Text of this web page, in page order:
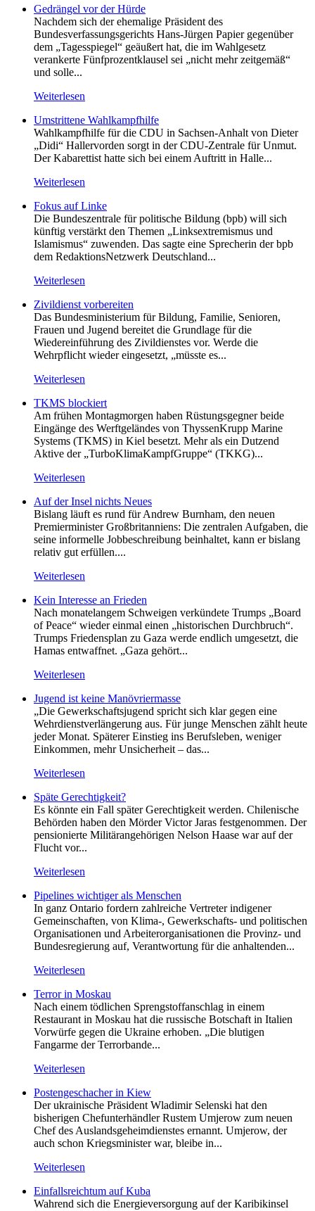
Gedrängel vor der Hürde
Nachdem sich der ehemalige Präsident des
Bundesverfassungsgerichts Hans-Jürgen Papier gegenüber
dem „Tagesspiegel“ geäußert hat, die im Wahlgesetz
verankerte Fünfprozentklausel sei „nicht mehr zeitgemäß“
und solle...
Weiterlesen
Umstrittene Wahlkampfhilfe
Wahlkampfhilfe für die CDU in Sachsen-Anhalt von Dieter
„Didi“ Hallervorden sorgt in der CDU-Zentrale für Unmut.
Der Kabarettist hatte sich bei einem Auftritt in Halle...
Weiterlesen
Fokus auf Linke
Die Bundeszentrale für politische Bildung (bpb) will sich
künftig verstärkt den Themen „Linksextremismus und
Islamismus“ zuwenden. Das sagte eine Sprecherin der bpb
dem RedaktionsNetzwerk Deutschland...
Weiterlesen
Zivildienst vorbereiten
Das Bundesministerium für Bildung, Familie, Senioren,
Frauen und Jugend bereitet die Grundlage für die
Wiedereinführung des Zivildienstes vor. Werde die
Wehrpflicht wieder eingesetzt, „müsste es...
Weiterlesen
TKMS blockiert
Am frühen Montagmorgen haben Rüstungsgegner beide
Eingänge des Werftgeländes von ThyssenKrupp Marine
Systems (TKMS) in Kiel besetzt. Mehr als ein Dutzend
Aktive der „TurboKlimaKampfGruppe“ (TKKG)...
Weiterlesen
Auf der Insel nichts Neues
Bislang läuft es rund für Andrew Burnham, den neuen
Premierminister Großbritanniens: Die zentralen Aufgaben, die
seine informelle Jobbeschreibung beinhaltet, kann er bislang
relativ gut erfüllen....
Weiterlesen
Kein Inte­resse an Frieden
Nach monatelangem Schweigen verkündete Trumps „Board
of Peace“ wieder einmal einen „historischen Durchbruch“.
Trumps Friedensplan zu Gaza werde endlich umgesetzt, die
Hamas entwaffnet. „Gaza gehört...
Weiterlesen
Jugend ist keine Manövriermasse
„Die Gewerkschaftsjugend spricht sich klar gegen eine
Wehrdienstverlängerung aus. Für junge Menschen zählt heute
jeder Monat. Späterer Einstieg ins Berufsleben, weniger
Einkommen, mehr Unsicherheit – das...
Weiterlesen
Späte Gerechtigkeit?
Es könnte ein Fall später Gerechtigkeit werden. Chilenische
Behörden haben den Mörder Victor Jaras festgenommen. Der
pensionierte Militärangehörigen Nelson Haase war auf der
Flucht vor...
Weiterlesen
Pipelines wichtiger als Menschen
In ganz Ontario fordern zahlreiche Vertreter indigener
Gemeinschaften, von Klima-, Gewerkschafts- und politischen
Organisationen und Arbeiterorganisationen die Provinz- und
Bundesregierung auf, Verantwortung für die anhaltenden...
Weiterlesen
Terror in Moskau
Nach einem tödlichen Sprengstoffanschlag in einem
Restaurant in Moskau hat die russische Botschaft in Italien
Vorwürfe gegen die Ukraine erhoben. „Die blutigen
Fangarme der Terrorbande...
Weiterlesen
Postengeschacher in Kiew
Der ukrainische Präsident Wladimir Selenski hat den
bisherigen Chefunterhändler Rustem Umjerow zum neuen
Chef des Auslandsgeheimdienstes ernannt. Umjerow, der
auch schon Kriegsminister war, bleibe in...
Weiterlesen
Einfallsreichtum auf Kuba
Wahrend sich die Energieversorgung auf der Karibikinsel